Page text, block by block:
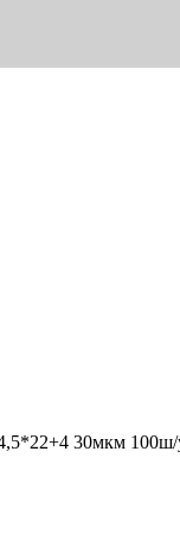
30мкм 100ш/